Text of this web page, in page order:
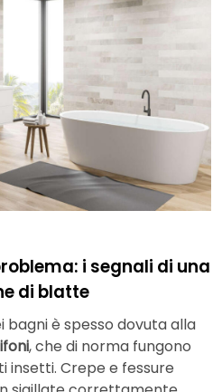
i segnali di una
di blatte
bagni è spesso dovuta alla
, che di norma fungono
insetti. Crepe e fessure